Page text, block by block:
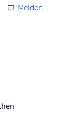
Melden